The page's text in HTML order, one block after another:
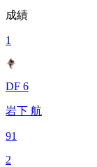
成績
1
DF 6
岩下 航
91
2